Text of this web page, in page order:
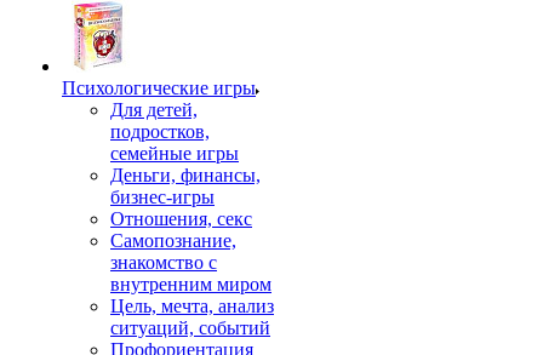
Психологические игры
Для детей,
подростков,
семейные игры
Деньги, финансы,
бизнес-игры
Отношения, секс
Самопознание,
знакомство с
внутренним миром
Цель, мечта, анализ
ситуаций, событий
Профориентация